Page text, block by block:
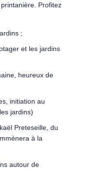
Profitez
;
et les jardins
heureux de
initiation au
jardins)
Preteseille, du
à la
autour de